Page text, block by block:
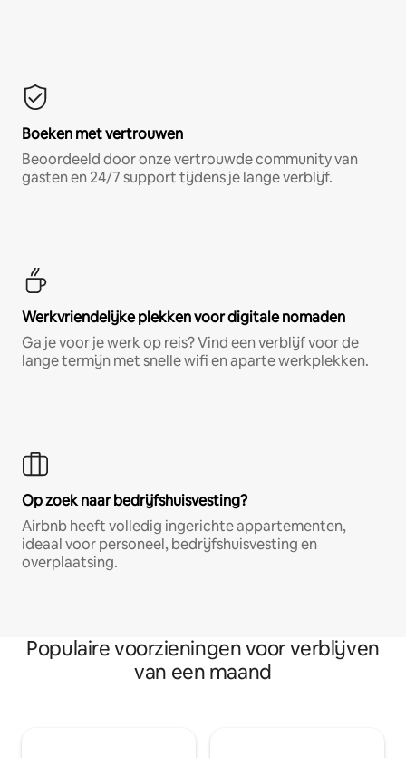
Boeken met vertrouwen
Beoordeeld door onze vertrouwde community van
gasten en 24/7 support tijdens je lange verblijf.
Werkvriendelijke plekken voor digitale nomaden
Ga je voor je werk op reis? Vind een verblijf voor de
lange termijn met snelle wifi en aparte werkplekken.
Op zoek naar bedrijfshuisvesting?
Airbnb heeft volledig ingerichte appartementen,
ideaal voor personeel, bedrijfshuisvesting en
overplaatsing.
Populaire voorzieningen voor verblijven
van een maand